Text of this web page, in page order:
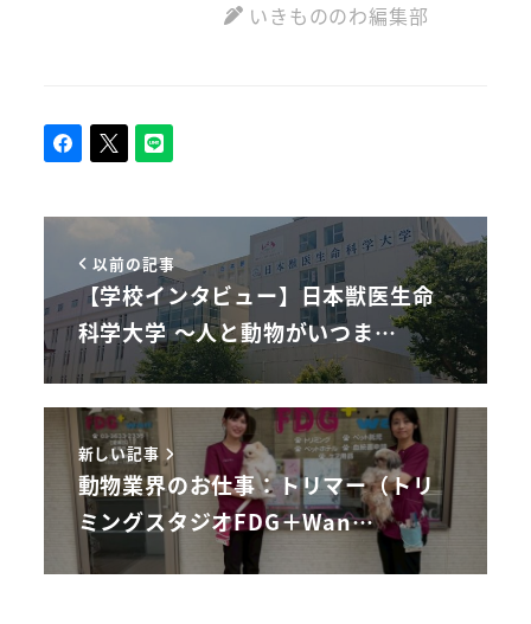
いきもののわ編集部
以前の記事
【学校インタビュー】日本獣医生命
科学大学 ～人と動物がいつま…
新しい記事
動物業界のお仕事：トリマー（トリ
ミングスタジオFDG＋Wan…